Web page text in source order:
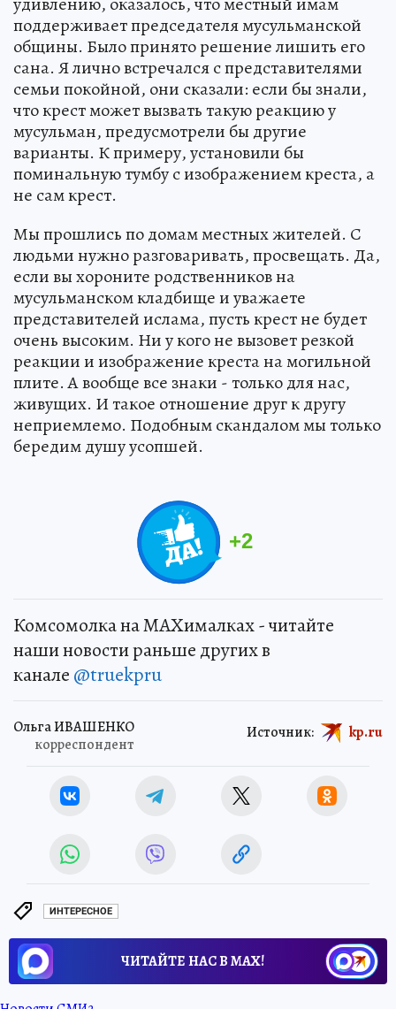
поддерживает председателя мусульманской
общины. Было принято решение лишить его
сана. Я лично встречался с представителями
семьи покойной, они сказали: если бы знали,
что крест может вызвать такую реакцию у
мусульман, предусмотрели бы другие
варианты. К примеру, установили бы
поминальную тумбу с изображением креста, а
не сам крест.
Мы прошлись по домам местных жителей. С
людьми нужно разговаривать, просвещать. Да,
если вы хороните родственников на
мусульманском кладбище и уважаете
представителей ислама, пусть крест не будет
очень высоким. Ни у кого не вызовет резкой
реакции и изображение креста на могильной
плите. А вообще все знаки - только для нас,
живущих. И такое отношение друг к другу
неприемлемо. Подобным скандалом мы только
бередим душу усопшей.
+2
Комсомолка на MAXималках - читайте
наши новости раньше других в
канале @truekpru
Ольга ИВАШЕНКО
корреспондент
Источник: kp.ru
ИНТЕРЕСНОЕ
ЧИТАЙТЕ НАС В МАХ!